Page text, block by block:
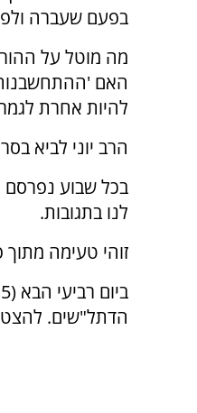
בפעם שעברה
מה מוטל על
האם 'ההתחשבנות
להיות אחרת
הרב יוני לביא
בכל שבוע נפרסם
לנו בתגובות.
זוהי טעימה מתוך
ביום רביעי הבא (10.5) יתקיים
הדתל"שים.